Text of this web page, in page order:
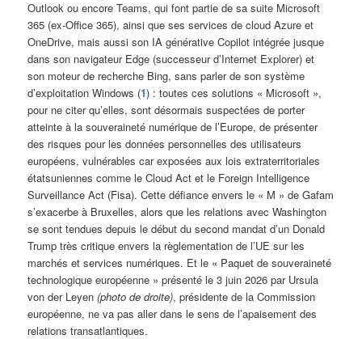
Outlook ou encore Teams, qui font partie de sa suite Microsoft
365 (ex-Office 365), ainsi que ses services de cloud Azure et
OneDrive, mais aussi son IA générative Copilot intégrée jusque
dans son navigateur Edge (successeur d’Internet Explorer) et
son moteur de recherche Bing, sans parler de son système
d’exploitation Windows (1) : toutes ces solutions « Microsoft »,
pour ne citer qu’elles, sont désormais suspectées de porter
atteinte à la souveraineté numérique de l’Europe, de présenter
des risques pour les données personnelles des utilisateurs
européens, vulnérables car exposées aux lois extraterritoriales
étatsuniennes comme le Cloud Act et le Foreign Intelligence
Surveillance Act (Fisa). Cette défiance envers le « M » de Gafam
s’exacerbe à Bruxelles, alors que les relations avec Washington
se sont tendues depuis le début du second mandat d’un Donald
Trump très critique envers la règlementation de l’UE sur les
marchés et services numériques. Et le « Paquet de souveraineté
technologique européenne » présenté le 3 juin 2026 par Ursula
von der Leyen(photo de droite), présidente de la Commission
européenne, ne va pas aller dans le sens de l’apaisement des
relations transatlantiques.